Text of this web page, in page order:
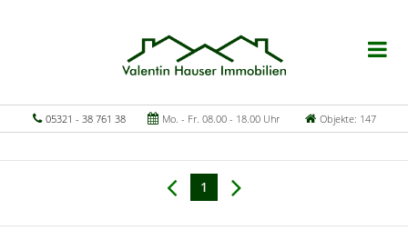
05321 - 38 761 38 Mo. - Fr. 08.00 - 18.00 Uhr Objekte: 147
1